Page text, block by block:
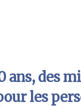
ans, des
les